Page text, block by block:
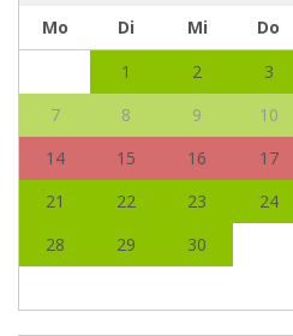
Mo
Di Mi Do
1
2 3
7
8 9 10
14
15 16 17
21
22 23 24
28
29 30